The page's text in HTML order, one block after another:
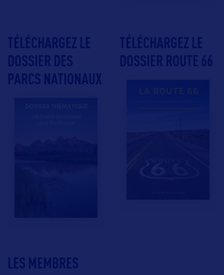
LES MEMBRES
TÉLÉCHARGEZ LE
DOSSIER DES
PARCS NATIONAUX
TÉLÉCHARGEZ LE
DOSSIER ROUTE 66